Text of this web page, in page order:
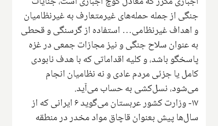
جنگی از جمله حمله‌های غیرمتعارف به غیرنظامیان
و اهداف غیرنظامی… استفاده از گرسنگی و قحطی
به عنوان سلاح جنگی و نیز مجازات جمعی در غزه
پاسخگو باشد، و کلیه اقداماتی که با هدف نابودی
کامل یا جزئی مردم عادی و نه نظامیان انجام
می‌شود، نسل‌کشی به حساب می‌آید.
۱۷- وزارت کشور عربستان می‌گوید ۶ ایرانی که از
سال‌ها پیش بعنوان قاچاق مواد مخدر در منطقه